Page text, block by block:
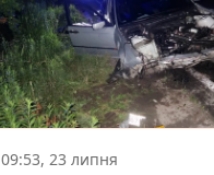
09:53, 23 липня